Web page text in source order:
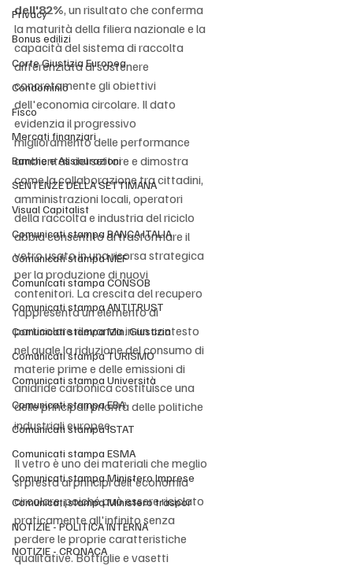
Privacy
Bonus edilizi
Corte Giustizia Europea
Condominio
Fisco
Mercati finanziari
Banche e Assicurazioni
SENTENZE DELLA SETTIMANA
Visual Capitalist
Comunicati stampa BANCA ITALIA
Comunicati stampa MEF
Comunicati stampa CONSOB
Comunicati stampa ANTITRUST
Comunicati stampa Min. Giustizia
Comunicati stampa TURISMO
Comunicati stampa Università
Comunicati stampa EBA
Comunicati stampa ISTAT
Comunicati stampa ESMA
Comunicati stampa Ministero Imprese
Comunicati stampa Ministero traspor
NOTIZIE - POLITICA INTERNA
NOTIZIE - CRONACA
dell'82%, un risultato che conferma
la maturità della filiera nazionale e la
capacità del sistema di raccolta
differenziata di sostenere
concretamente gli obiettivi
dell'economia circolare. Il dato
evidenzia il progressivo
miglioramento delle performance
ambientali del settore e dimostra
come la collaborazione tra cittadini,
amministrazioni locali, operatori
della raccolta e industria del riciclo
abbia consentito di trasformare il
vetro usato in una risorsa strategica
per la produzione di nuovi
contenitori. La crescita del recupero
rappresenta un elemento di
particolare rilevanza in un contesto
nel quale la riduzione del consumo di
materie prime e delle emissioni di
anidride carbonica costituisce una
delle principali priorità delle politiche
industriali europee.
Il vetro è uno dei materiali che meglio
si presta ai principi dell'economia
circolare, poiché può essere riciclato
praticamente all'infinito senza
perdere le proprie caratteristiche
qualitative. Bottiglie e vasetti